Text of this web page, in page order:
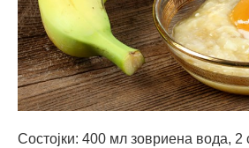
Состојки: 400 мл зовриена вода,